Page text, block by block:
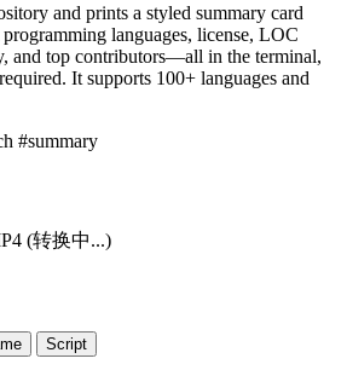
and prints a styled summary card
languages, license, LOC
and top contributors—all in the terminal,
It supports 100+ languages and
#summary
(转换中...)
Script